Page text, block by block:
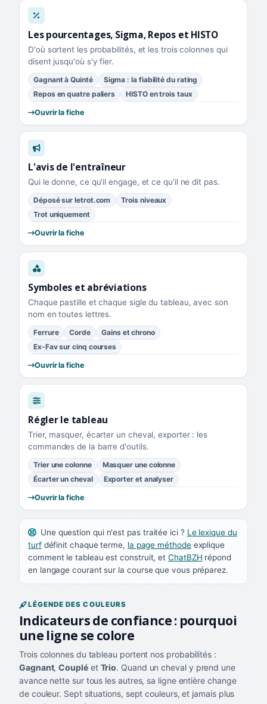
Les pourcentages, Sigma, Repos et HISTO
D'où sortent les probabilités, et les trois colonnes qui
disent jusqu'où s'y fier.
Gagnant à Quinté
Sigma : la fiabilité du rating
Repos en quatre paliers
HISTO en trois taux
Ouvrir la fiche
L'avis de l'entraîneur
Qui le donne, ce qu'il engage, et ce qu'il ne dit pas.
Déposé sur letrot.com
Trois niveaux
Trot uniquement
Ouvrir la fiche
Symboles et abréviations
Chaque pastille et chaque sigle du tableau, avec son
nom en toutes lettres.
Ferrure Corde
Gains et chrono
Ex-Fav sur cinq courses
Ouvrir la fiche
Régler le tableau
Trier, masquer, écarter un cheval, exporter : les
commandes de la barre d'outils.
Trier une colonne
Masquer une colonne
Écarter un cheval
Exporter et analyser
Ouvrir la fiche
Une question qui n'est pas traitée ici ? Le lexique du
turfdéfinit chaque terme, la page méthodeexplique
comment le tableau est construit, etChatBZH répond
en langage courant sur la course que vous préparez.
LÉGENDE DES COULEURS
Indicateurs de confiance : pourquoi
une ligne se colore
Trois colonnes du tableau portent nos probabilités :
Gagnant,Coupléet Trio. Quand un cheval y prend une
avance nette sur tous les autres, sa ligne entière change
de couleur. Sept situations, sept couleurs, et jamais plus